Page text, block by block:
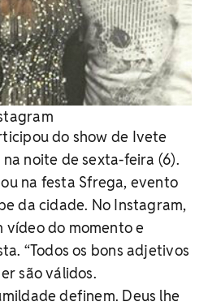
do show de Ivete
noite de sexta-feira (6).
na festa Sfrega, evento
da cidade. No Instagram,
vídeo do momento e
“Todos os bons adjetivos
são válidos.
definem. Deus lhe